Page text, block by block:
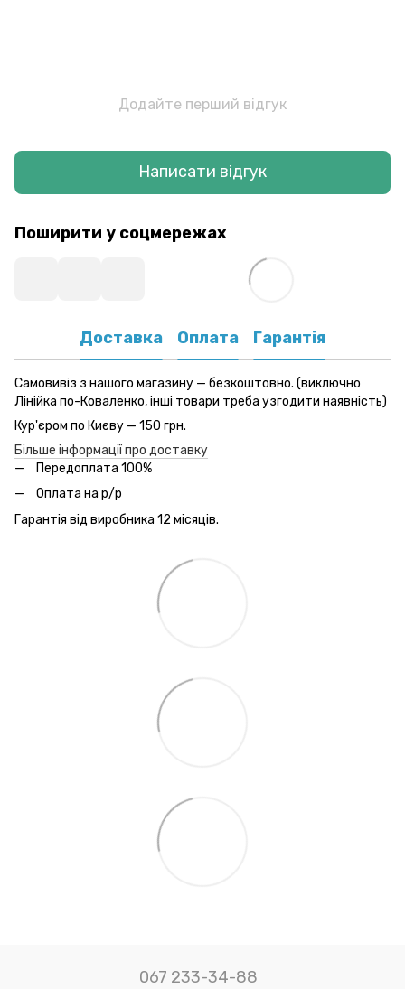
Додайте перший відгук
Написати відгук
Поширити у соцмережах
Доставка Оплата Гарантія
Самовивіз з нашого магазину — безкоштовно. (виключно
Лінійка по-Коваленко, інші товари треба узгодити наявність)
Кур'єром по Києву — 150 грн.
Більше інформації про доставку
Передоплата 100%
Оплата на р/р
Гарантія від виробника 12 місяців.
067 233-34-88